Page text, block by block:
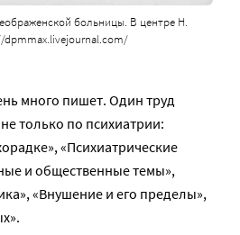
больницы. В центре Н.
много пишет. Один труд
только по психиатрии:
«Психиатрические
и общественные темы»,
«Внушение и его пределы»,